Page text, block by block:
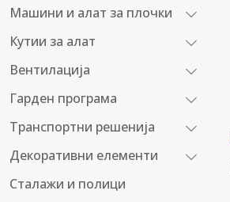
Машини и алат за плочки
Кутии за алат
Вентилација
Гарден програма
Транспортни решенија
Декоративни елементи
Сталажи и полици